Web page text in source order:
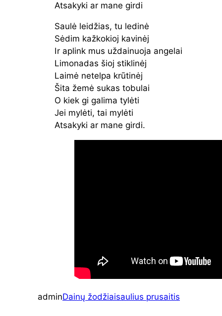
Atsakyki ar mane girdi
Saulė leidžias, tu ledinė
Sėdim kažkokioj kavinėj
Ir aplink mus uždainuoja angelai
Limonadas šioj stiklinėj
Laimė netelpa krūtinėj
Šita žemė sukas tobulai
O kiek gi galima tylėti
Jei mylėti, tai mylėti
Atsakyki ar mane girdi.
adminDainų žodžiaisaulius prusaitis